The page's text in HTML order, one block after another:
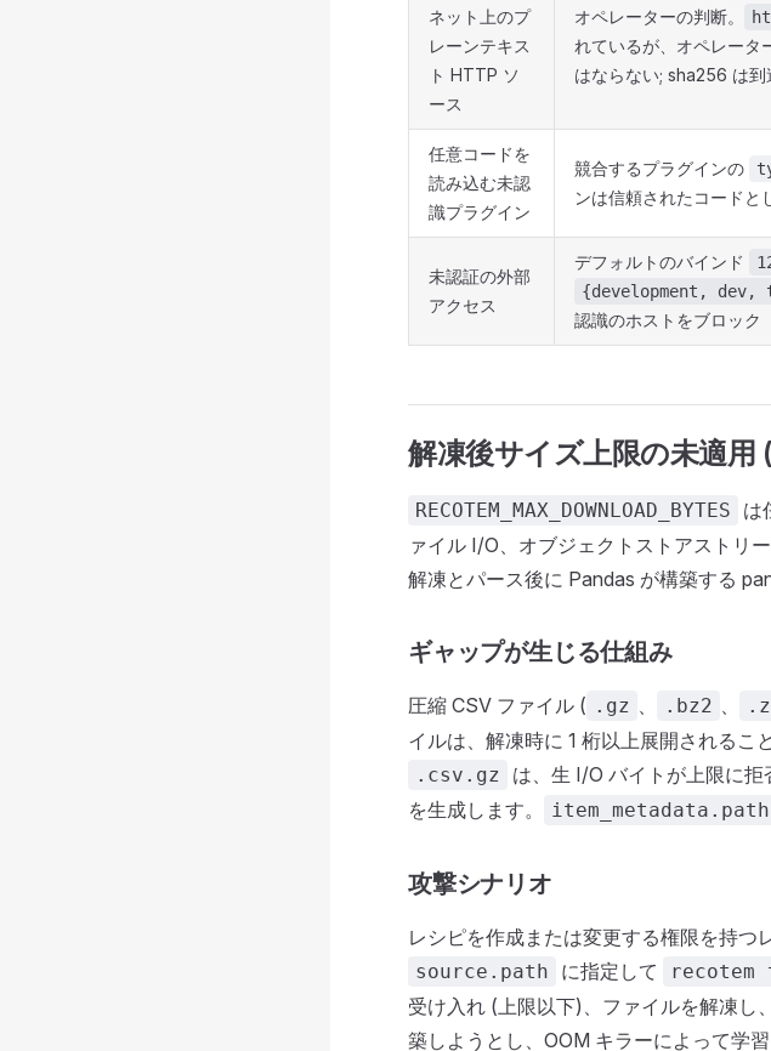
ネット上のプ
レーンテキス
ト HTTP ソ
ース
オペレーターの判断。
れているが、オペレータ
はならない; sha256 は
任意コードを
読み込む未認
識プラグイン
競合するプラグインの
ンは信頼されたコードと
未認証の外部
アクセス
デフォルトのバインド
{development, dev,
認識のホストをブロック
解凍後サイズ上限の未適用
RECOTEM_MAX_DOWNLOAD_BYTES
は
ァイル I/O、オブジェクトストアストリ
解凍とパース後に Pandas が構築する
ギャップが生じる仕組み
圧縮 CSV ファイル ( .gz 、 .bz2 、
イルは、解凍時に 1 桁以上展開されるこ
.csv.gz
は、生 I/O バイトが上限に
を生成します。
item_metadata.path
攻撃シナリオ
レシピを作成または変更する権限を持つ
source.path に指定して
受け入れ (上限以下)、ファイルを解凍し
築しようとし、OOM キラーによって学